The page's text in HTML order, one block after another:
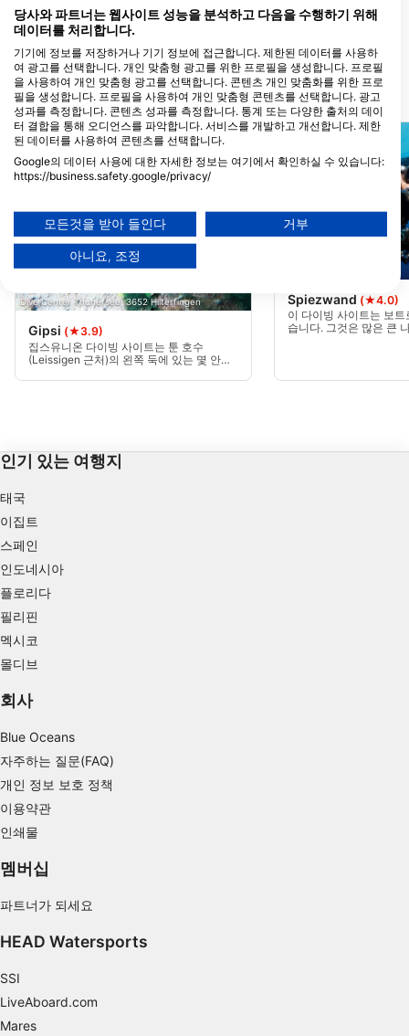
TSK Zürich
Stauffacherquai 54, 8004
가까운 다이빙 사이트
Dive Center Thunersee, 3652 Hilterfingen
Gipsi (★3.9)
집스유니온 다이빙 사이트는 툰 호수
(Leissigen 근처)의 왼쪽 둑에 있는 몇 안되
있는 주차는 장비의 건조 준비를 할 수 있습
Spiezwand (★4.0)
이 다이빙 사이트는 보
습니다. 그것은 많은 큰
인기 있는 여행지
태국
이집트
스페인
인도네시아
플로리다
필리핀
멕시코
몰디브
회사
Blue Oceans
자주하는 질문(FAQ)
개인 정보 보호 정책
이용약관
인쇄물
멤버십
파트너가 되세요
HEAD Watersports
SSI
LiveAboard.com
Mares
당사와 파트너는 웹사이트 성능을 분석하고 다음을 수행하기 위해
데이터를 처리합니다.
기기에 정보를 저장하거나 기기 정보에 접근합니다. 제한된 데이터를 사용하
여 광고를 선택합니다. 개인 맞춤형 광고를 위한 프로필을 생성합니다. 프로필
을 사용하여 개인 맞춤형 광고를 선택합니다. 콘텐츠 개인 맞춤화를 위한 프로
필을 생성합니다. 프로필을 사용하여 개인 맞춤형 콘텐츠를 선택합니다. 광고
성과를 측정합니다. 콘텐츠 성과를 측정합니다. 통계 또는 다양한 출처의 데이
터 결합을 통해 오디언스를 파악합니다. 서비스를 개발하고 개선합니다. 제한
된 데이터를 사용하여 콘텐츠를 선택합니다.
Google의 데이터 사용에 대한 자세한 정보는 여기에서 확인하실 수 있습니다:
https://business.safety.google/privacy/
귀하의 동의와 cookie 정책은 이 웹사이트/앱에만 적용됩니다.
파트너 목록 보기 (1 IAB 벤더)
당사는 귀하의 데이터를 다음 목적으로 사용합니다:
Store and/or access information on a device
Use limited data to select advertising
Create profiles for personalised advertising
Create profiles to personalise content
Measure advertising performance
Measure content performance
Understand audiences through statistics or
combinations of data from different sources
Use limited data to select content
IAB 특별 기능:
Use precise geolocation data
Identify devices based on information
actively requested
광고하는
모든것을 받아 들인다 거부
아니요, 조정